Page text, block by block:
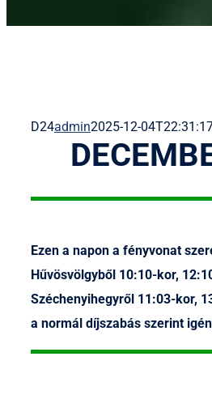
D24admin2025-12-
Ezen a napon a fényvonat
Hűvösvölgyből 10:10-kor,
Széchenyihegyről 11:03-kor,
a normál díjszabás szerint